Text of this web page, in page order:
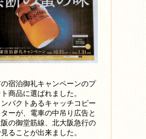
宿泊御礼キャンペーンのプ
商品に選ばれました。
パクトあるキャッチコピー
ーが、電車の中吊り広告と
の御堂筋線、北大阪急行の
ることが出来ました。